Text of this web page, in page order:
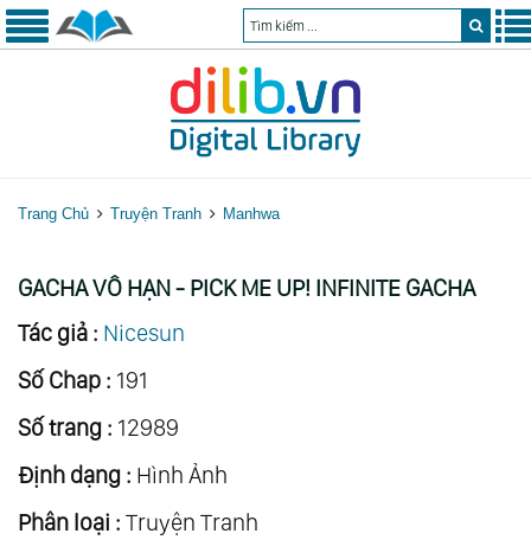
Trang Chủ Truyện Tranh Manhwa
GACHA VÔ HẠN - PICK ME UP! INFINITE GACHA
Tác giả : Nicesun
Số Chap : 191
Số trang : 12989
Định dạng : Hình Ảnh
Phân loại : Truyện Tranh